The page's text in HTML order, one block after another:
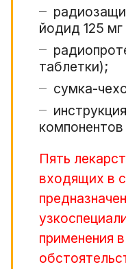
йодид 125 мг
таблетки);
сумка-
Пять
входящих в
применения